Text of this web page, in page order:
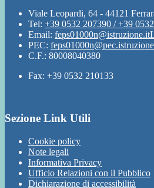
Viale Leopardi, 64 - 44121
Tel: +39 0532 207390 / +39
Email: feps01000n@istruzione.it
PEC:
C.F.: 80008040380
Fax: +39 0532 210133
Sezione Link Utili
Cookie policy
Note legali
Informativa Privacy
Ufficio Relazioni con il Pubblico
Dichiarazione di accessibilità